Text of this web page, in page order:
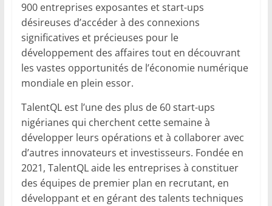
900 entreprises exposantes et start-ups
désireuses d’accéder à des connexions
significatives et précieuses pour le
développement des affaires tout en découvrant
les vastes opportunités de l’économie numérique
mondiale en plein essor.
TalentQL est l’une des plus de 60 start-ups
nigérianes qui cherchent cette semaine à
développer leurs opérations et à collaborer avec
d’autres innovateurs et investisseurs. Fondée en
2021, TalentQL aide les entreprises à constituer
des équipes de premier plan en recrutant, en
développant et en gérant des talents techniques